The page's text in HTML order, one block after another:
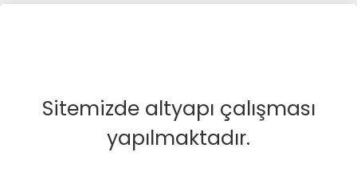
Sitemizde altyapı çalışması
yapılmaktadır.